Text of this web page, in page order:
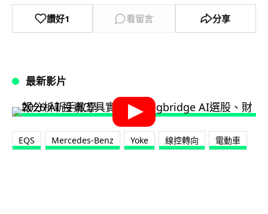
讚好1 看留言 分享
最新影片
EQS Mercedes-Benz Yoke 線控轉向 電動車